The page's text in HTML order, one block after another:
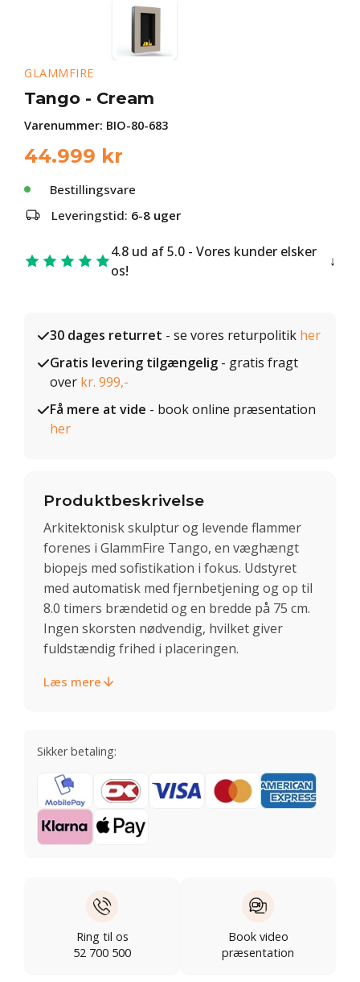
GLAMMFIRE
Tango - Cream
Varenummer: BIO-80-683
44.999 kr
Bestillingsvare
Leveringstid: 6-8 uger
4.8 ud af 5.0 - Vores kunder elsker
os!
30 dages returret - se vores returpolitik her
Gratis levering tilgængelig - gratis fragt
over kr. 999,-
Få mere at vide - book online præsentation
her
Produktbeskrivelse
Arkitektonisk skulptur og levende flammer
forenes i GlammFire Tango, en væghængt
biopejs med sofistikation i fokus. Udstyret
med automatisk med fjernbetjening og op til
8.0 timers brændetid og en bredde på 75 cm.
Ingen skorsten nødvendig, hvilket giver
fuldstændig frihed i placeringen.
Læs mere
Sikker betaling:
Ring til os
52 700 500
Book video
præsentation